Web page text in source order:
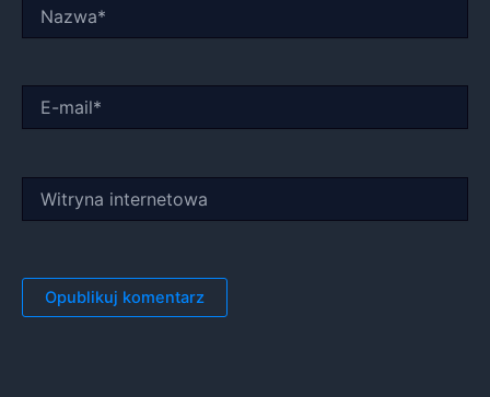
mail*
internetowa